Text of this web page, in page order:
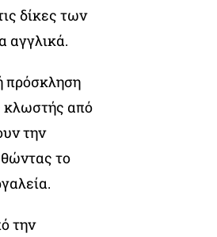
δίκες των
αγγλικά.
πρόσκληση
κλωστής από
την
το
την